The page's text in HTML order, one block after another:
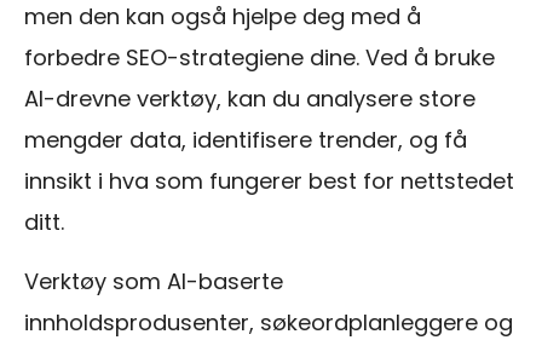
men den kan også hjelpe deg med å
forbedre SEO-strategiene dine. Ved å bruke
AI-drevne verktøy, kan du analysere store
mengder data, identifisere trender, og få
innsikt i hva som fungerer best for nettstedet
ditt.
Verktøy som AI-baserte
innholdsprodusenter, søkeordplanleggere og